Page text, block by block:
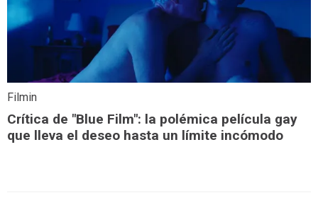
Filmin
Crítica de "Blue Film": la polémica película gay
que lleva el deseo hasta un límite incómodo